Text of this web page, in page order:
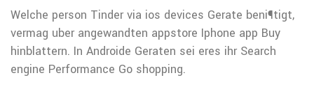
Welche person Tinder via ios devices Gerate beni¶tigt,
vermag uber angewandten appstore Iphone app Buy
hinblattern. In Androide Geraten sei eres ihr Search
engine Performance Go shopping.